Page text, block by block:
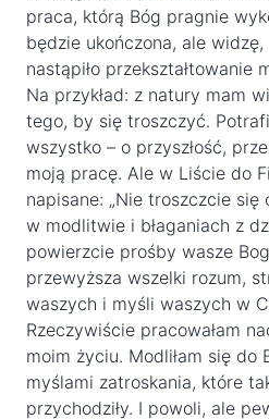
praca, którą Bóg pragnie
będzie ukończona, ale
nastąpiło przekształtowanie
Na przykład: z natury mam
tego, by się troszczyć.
wszystko – o przyszłość,
moją pracę. Ale w Liście do
napisane: „Nie troszczcie
w modlitwie i błaganiach z
powierzcie prośby wasze
przewyższa wszelki rozum,
waszych i myśli waszych w
Rzeczywiście pracowałam
moim życiu. Modliłam się do
myślami zatroskania, które
przychodziły. I powoli, ale